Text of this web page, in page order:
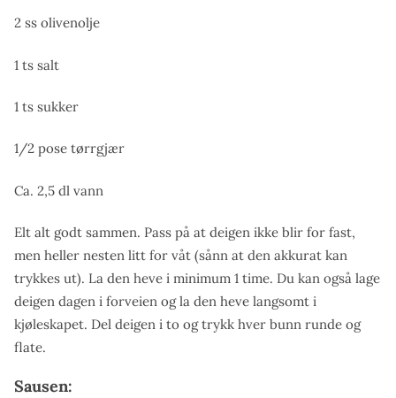
2 ss olivenolje
1 ts salt
1 ts sukker
1/2 pose tørrgjær
Ca. 2,5 dl vann
Elt alt godt sammen. Pass på at deigen ikke blir for fast,
men heller nesten litt for våt (sånn at den akkurat kan
trykkes ut). La den heve i minimum 1 time. Du kan også lage
deigen dagen i forveien og la den heve langsomt i
kjøleskapet. Del deigen i to og trykk hver bunn runde og
flate.
Sausen: